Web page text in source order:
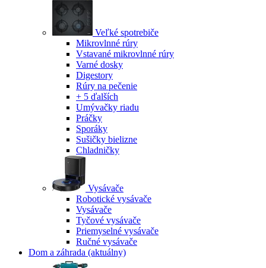
Veľké spotrebiče
Mikrovlnné rúry
Vstavané mikrovlnné rúry
Varné dosky
Digestory
Rúry na pečenie
+ 5 ďalších
Umývačky riadu
Práčky
Sporáky
Sušičky bielizne
Chladničky
Vysávače
Robotické vysávače
Vysávače
Tyčové vysávače
Priemyselné vysávače
Ručné vysávače
Dom a záhrada (aktuálny)